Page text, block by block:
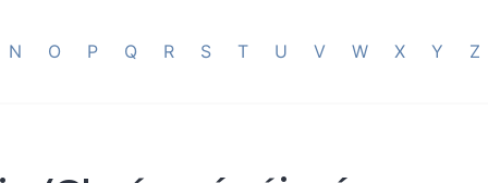
N O P Q R S T U V W X Y Z